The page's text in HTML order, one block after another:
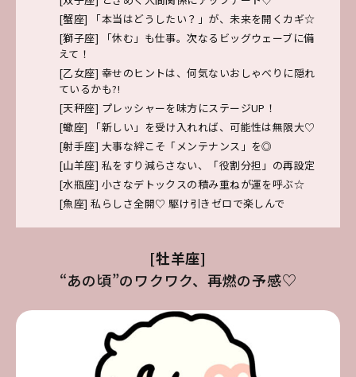
[蟹座] 「本当はどうしたい？」が、未来を開くカギ☆
[獅子座] 「休む」も仕事。次なるビッグウェーブに備
えて！
[乙女座] 幸せのヒントは、何気ないおしゃべりに隠れ
ているかも?!
[天秤座] プレッシャーを味方にステージUP！
[蠍座] 「新しい」を受け入れれば、可能性は無限大♡
[射手座] 大事な絆こそ「メンテナンス」を◎
[山羊座] 私をすり減らさない、「役割分担」の再設定
[水瓶座] 小さなデトックスの積み重ねが運を呼ぶ☆
[魚座] 私らしさ全開♡ 駆け引きゼロで楽しんで
[牡羊座]
“あの頃”のワクワク、再燃の予感♡